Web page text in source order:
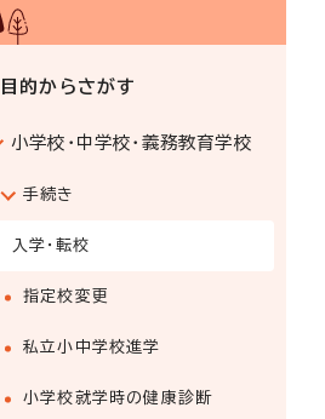
目的からさがす
小学校・中学校・義務教育学校
手続き
入学・転校
指定校変更
私立小中学校進学
小学校就学時の健康診断